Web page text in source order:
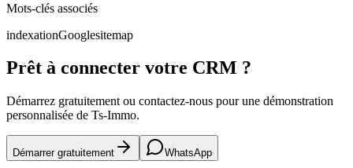
Mots-clés associés
indexationGooglesitemap
Prêt à connecter votre CRM ?
Démarrez gratuitement ou contactez-nous pour une démonstration
personnalisée de Ts-Immo.
Démarrer gratuitement WhatsApp